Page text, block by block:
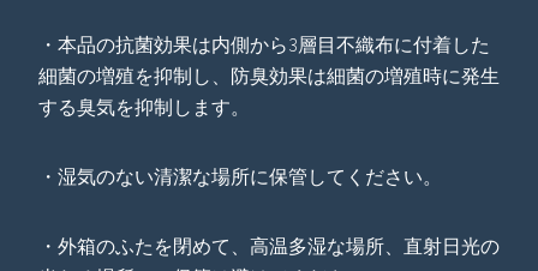
・本品の抗菌効果は内側から3層目不織布に付着した
細菌の増殖を抑制し、防臭効果は細菌の増殖時に発生
する臭気を抑制します。
・湿気のない清潔な場所に保管してください。
・外箱のふたを閉めて、高温多湿な場所、直射日光の